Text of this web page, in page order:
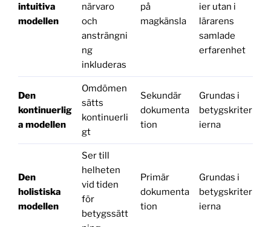
intuitiva
modellen
närvaro
och
ansträngni
ng
inkluderas
på
magkänsla
ier utan i
lärarens
samlade
erfarenhet
Den
kontinuerlig
a modellen
Omdömen
sätts
kontinuerli
gt
Sekundär
dokumenta
tion
Grundas i
betygskriter
ierna
Den
holistiska
modellen
Ser till
helheten
vid tiden
för
betygssätt
Primär
dokumenta
tion
Grundas i
betygskriter
ierna